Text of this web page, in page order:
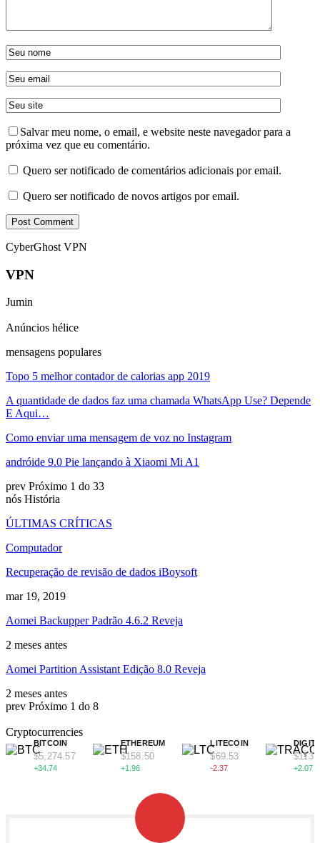
Salvar meu nome, o email, e website neste navegador para a
próxima vez que eu comentário.
Quero ser notificado de comentários adicionais por email.
Quero ser notificado de novos artigos por email.
CyberGhost VPN
VPN
Jumin
Anúncios hélice
mensagens populares
Topo 5 melhor contador de calorias app 2019
A quantidade de dados faz uma chamada WhatsApp Use? Depende
E Aqui…
Como enviar uma mensagem de voz no Instagram
andróide 9.0 Pie lançando à Xiaomi Mi A1
prev Próximo 1 do 33
nós História
ÚLTIMAS CRÍTICAS
Computador
Recuperação de revisão de dados iBoysoft
mar 19, 2019
Aomei Backupper Padrão 4.6.2 Reveja
2 meses antes
Aomei Partition Assistant Edição 8.0 Reveja
2 meses antes
prev Próximo 1 do 8
Cryptocurrencies
BITCOIN
$5,274.57
+34.74
ETHEREUM
$158.50
+1.96
LITECOIN
$69.53
-2.37 +2.07